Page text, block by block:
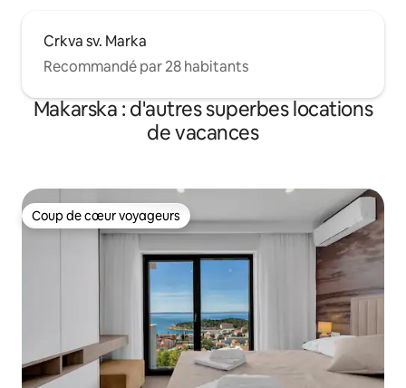
Crkva sv. Marka
Recommandé par 28 habitants
Makarska : d'autres superbes locations
de vacances
Coup de cœur voyageurs
Coup de cœur voyageurs